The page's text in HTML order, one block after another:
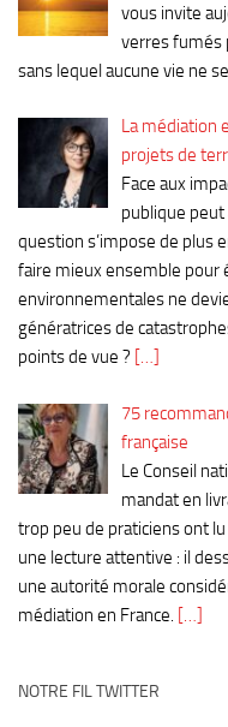
vous invite
verres fumés
sans lequel aucune vie ne
La médiation
projets de
Face aux
publique peut
question s’impose de plus
faire mieux ensemble pour
environnementales ne
génératrices de
points de vue ? […]
75
française
Le Conseil
mandat en
trop peu de praticiens ont
une lecture attentive : il
une autorité morale
médiation en France. […]
NOTRE FIL TWITTER